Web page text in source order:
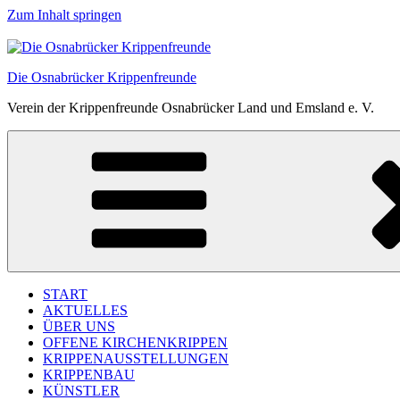
Zum Inhalt springen
Die Osnabrücker Krippenfreunde
Verein der Krippenfreunde Osnabrücker Land und Emsland e. V.
START
AKTUELLES
ÜBER UNS
OFFENE KIRCHENKRIPPEN
KRIPPENAUSSTELLUNGEN
KRIPPENBAU
KÜNSTLER